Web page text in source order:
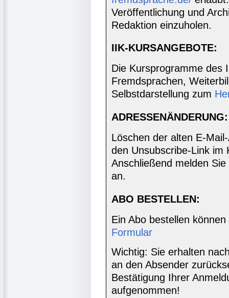
Veröffentlichung und
Redaktion einzuholen.
IIK-KURSANGEBOTE:
Die Kursprogramme des
Fremdsprachen,
Selbstdarstellung zum
ADRESSENÄNDERUNG:
Löschen der alten E-
den Unsubscribe-Link im
Anschließend melden
an.
ABO BESTELLEN:
Ein Abo bestellen
Formular
Wichtig: Sie erhalten
an den Absender
Bestätigung Ihrer
aufgenommen!